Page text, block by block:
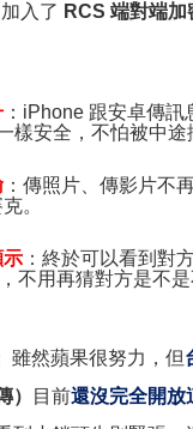
入了 RCS 端對端加
：iPhone 跟安卓傳訊
樣安全，不怕被中途
：傳照片、傳影片不
。
示 ：終於可以看到對
不用再猜對方是不是
雖然蘋果很努力，但
）
目前還沒完全開放